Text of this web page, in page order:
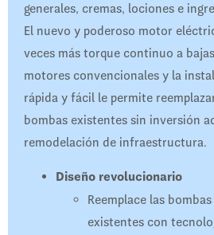
generales, cremas, lociones e
El nuevo y poderoso motor
veces más torque continuo a
motores convencionales y la
rápida y fácil le permite
bombas existentes sin inversión
remodelación de infraestructura.
Diseño revolucionario
Reemplace las
existentes con